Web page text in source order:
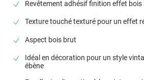
Revêtement adhésif finition effet bois
Texture touché texturé pour un effet
Aspect bois brut
Idéal en décoration pour un style
ébène